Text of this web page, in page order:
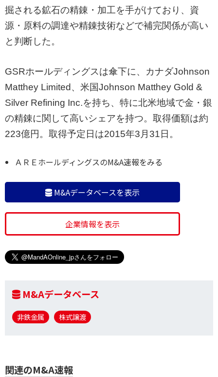
掘される鉱石の精錬・加工を手がけており、資
源・原料の調達や精錬技術などで補完関係が高い
と判断した。
GSRホールディングスは傘下に、カナダJohnson
Matthey Limited、米国Johnson Matthey Gold &
Silver Refining Inc.を持ち、特に北米地域で金・銀
の精錬に関して高いシェアを持つ。取得価額は約
223億円。取得予定日は2015年3月31日。
ＡＲＥホールディングスのM&A速報をみる
M&Aデータベースを表示
企業情報を表示
M&Aデータベース
非鉄金属 株式譲渡
関連のM&A速報